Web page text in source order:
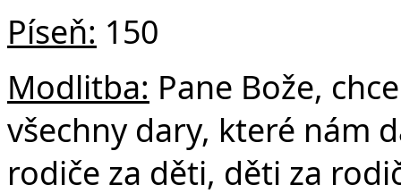
Píseň: 150
Modlitba: Pane Bože,
všechny dary, které nám
rodiče za děti, děti za